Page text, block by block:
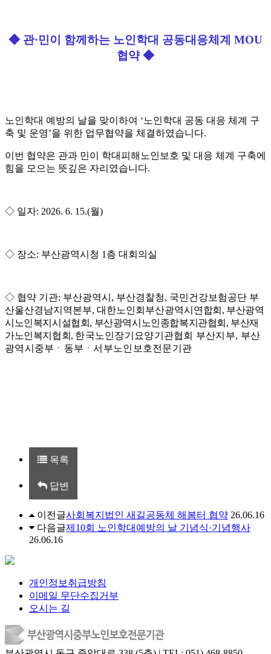
◆ 관·민이 함께하는 노인학대 공동대응체계 MOU
협약◆
노인학대 예방의 날을 맞이하여 ‘노인학대 공동 대응 체계 구
축 및 운영’을 위한 업무협약을 체결하였습니다.
이번 협약은 관과 민이 학대피해노인보호 및 대응 체계 구축에
힘을 모으는 뜻깊은 자리였습니다.
◇ 일자: 2026. 6. 15.(월)
◇ 장소: 부산광역시청 1 층 대회의실
◇ 협약 기관: 부산광역시 , 부산경찰청, 국민건강보험공단 부
산울산경남지역본부, 대한노인회부산광역시 연합회 , 부산광역
시노인복지시설협회 , 부산광역시노인종합복지관협회 , 부산재
가노인복지협회 , 한국노인장기요양기관협회 부산지부, 부산
광역시중부 ㆍ 동부 ㆍ서부노인보호전문기관
목록
답변
이전글사회복지법인 새길공동체 해봄터 협약 26.06.16
다음글제10회 노인학대예방의 날 기념식·기념행사
26.06.16
개인정보취급방침
이메일 무단수집거부
오시는 길